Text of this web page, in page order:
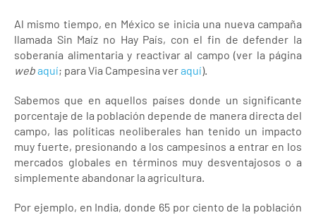
Al mismo tiempo, en México se inicia una nueva campaña
llamada Sin Maíz no Hay País, con el fin de defender la
soberanía alimentaria y reactivar al campo (ver la página
webaquí; para Via Campesina veraquí).
Sabemos que en aquellos países donde un significante
porcentaje de la población depende de manera directa del
campo, las políticas neoliberales han tenido un impacto
muy fuerte, presionando a los campesinos a entrar en los
mercados globales en términos muy desventajosos o a
simplemente abandonar la agricultura.
Por ejemplo, en India, donde 65 por ciento de la población